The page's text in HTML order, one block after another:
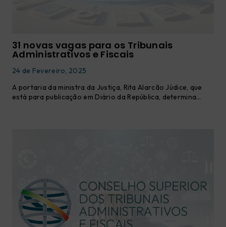
31 novas vagas para os Tribunais
Administrativos e Fiscais
24 de Fevereiro, 2025
A portaria da ministra da Justiça, Rita Alarcão Júdice, que
está para publicação em Diário da República, determina…